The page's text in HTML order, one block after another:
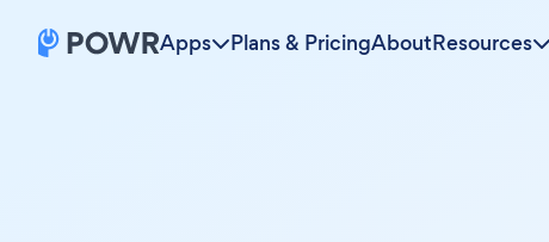
Apps Plans & PricingAboutResources